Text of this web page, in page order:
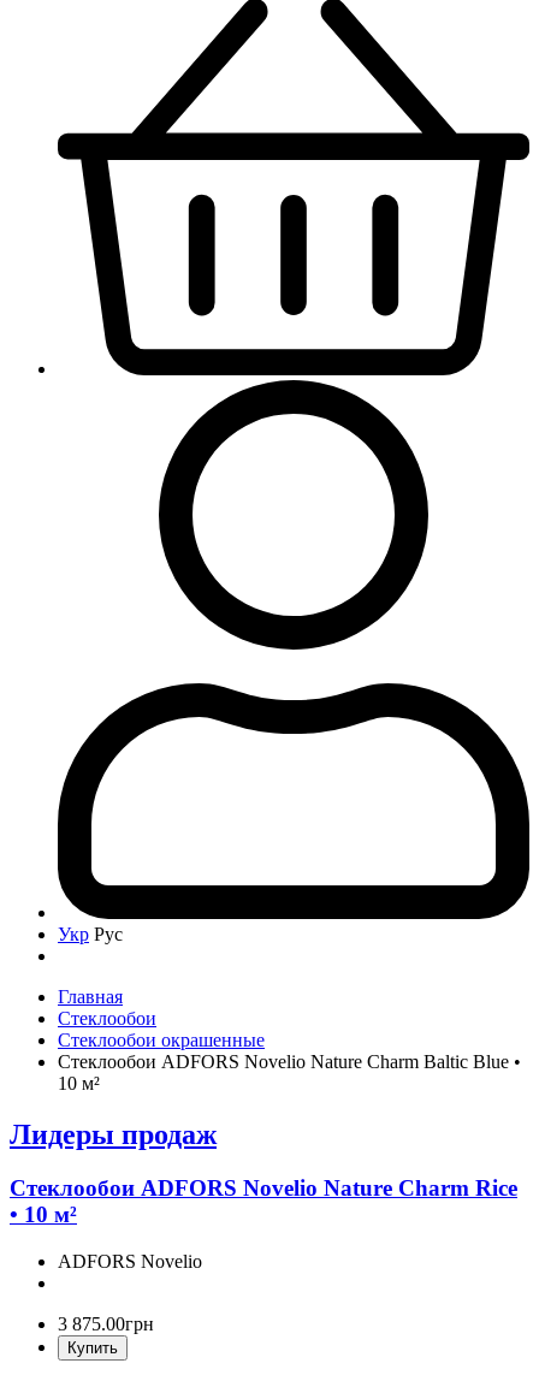
Укр Рус
Главная
Стеклообои
Стеклообои окрашенные
Стеклообои ADFORS Novelio Nature Charm Baltic Blue •
10 м²
Лидеры продаж
Стеклообои ADFORS Novelio Nature Charm Rice
• 10 м²
ADFORS Novelio
3 875.00грн
Купить